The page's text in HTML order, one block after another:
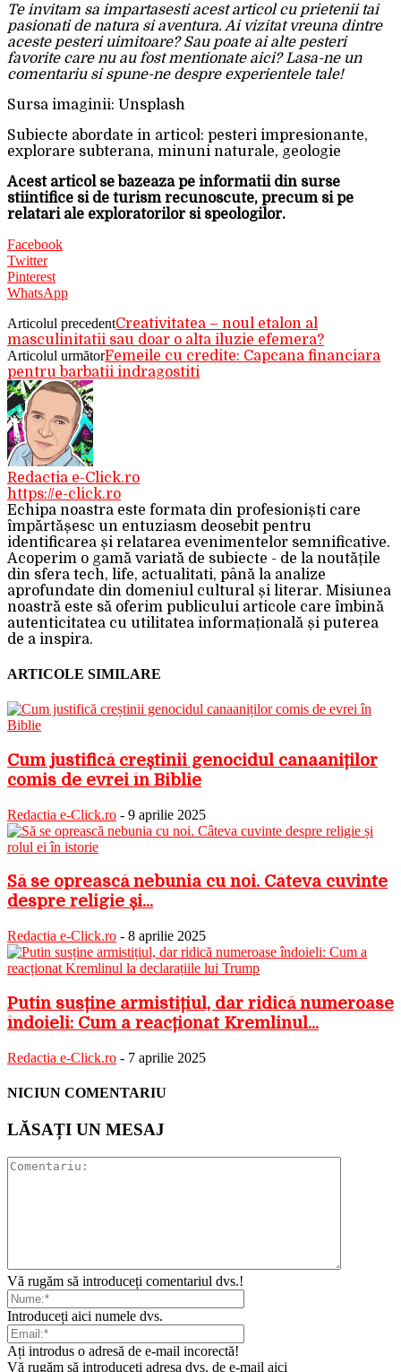
Te invitam sa impartasesti acest articol cu prietenii tai
pasionati de natura si aventura. Ai vizitat vreuna dintre
aceste pesteri uimitoare? Sau poate ai alte pesteri
favorite care nu au fost mentionate aici? Lasa-ne un
comentariu si spune-ne despre experientele tale!
Sursa imaginii: Unsplash
Subiecte abordate in articol: pesteri impresionante,
explorare subterana, minuni naturale, geologie
Acest articol se bazeaza pe informatii din surse
stiintifice si de turism recunoscute, precum si pe
relatari ale exploratorilor si speologilor.
Facebook
Twitter
Pinterest
WhatsApp
Articolul precedentCreativitatea – noul etalon al
masculinitatii sau doar o alta iluzie efemera?
Articolul următorFemeile cu credite: Capcana financiara
pentru barbatii indragostiti
Redactia e-Click.ro
https://e-click.ro
Echipa noastra este formata din profesioniști care
împărtășesc un entuziasm deosebit pentru
identificarea și relatarea evenimentelor semnificative.
Acoperim o gamă variată de subiecte - de la noutățile
din sfera tech, life, actualitati, până la analize
aprofundate din domeniul cultural și literar. Misiunea
noastră este să oferim publicului articole care îmbină
autenticitatea cu utilitatea informațională și puterea
de a inspira.
ARTICOLE SIMILARE
Cum justifică creștinii genocidul canaaniților
comis de evrei în Biblie
Redactia e-Click.ro - 9 aprilie 2025
Să se oprească nebunia cu noi. Câteva cuvinte
despre religie și...
Redactia e-Click.ro - 8 aprilie 2025
Putin susține armistițiul, dar ridică numeroase
îndoieli: Cum a reacționat Kremlinul...
Redactia e-Click.ro - 7 aprilie 2025
NICIUN COMENTARIU
LĂSAȚI UN MESAJ
Vă rugăm să introduceți comentariul dvs.!
Introduceți aici numele dvs.
Ați introdus o adresă de e-mail incorectă!
Vă rugăm să introduceți adresa dvs. de e-mail aici